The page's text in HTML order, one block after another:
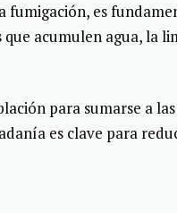
fumigación, es
acumulen agua, la
para sumarse a
es clave para